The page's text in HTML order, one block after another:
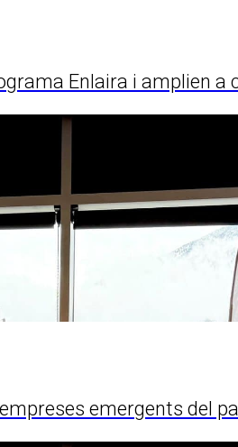
Enlaira i amplien
emergents del